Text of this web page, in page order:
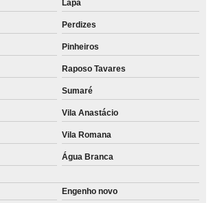
Lapa
Perdizes
Pinheiros
Raposo Tavares
Sumaré
Vila Anastácio
Vila Romana
Água Branca
Engenho novo